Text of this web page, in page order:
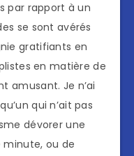
par rapport à un
se sont avérés
gratifiants en
en matière de
amusant. Je n’ai
qui n’ait pas
dévorer une
minute, ou de